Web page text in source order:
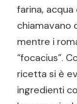
farina,
chiamavano
mentre i
“focacius”.
ricetta si è
ingredienti